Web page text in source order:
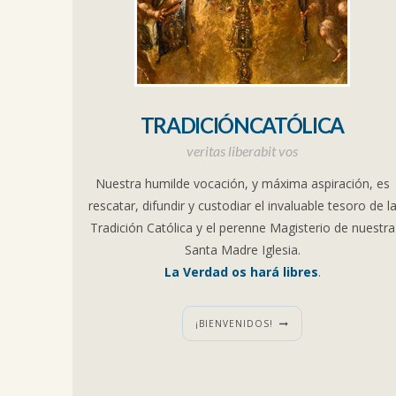
TRADICIÓNCATÓLICA
veritas liberabit vos
Nuestra humilde vocación, y máxima aspiración, es
rescatar, difundir y custodiar el invaluable tesoro de la
Tradición Católica y el perenne Magisterio de nuestra
Santa Madre Iglesia.
La Verdad os hará libres.
¡BIENVENIDOS!